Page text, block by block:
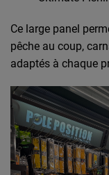
Ce large panel
pêche au coup,
adaptés à chaque